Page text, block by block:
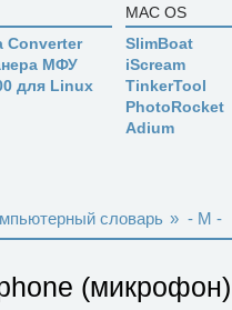
Converter
МФУ
для Linux
MAC OS
SlimBoat
iScream
TinkerTool
PhotoRocket
Adium
словарь » - M -
(микрофон)